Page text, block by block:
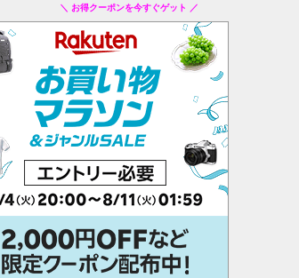
＼ お得クーポンを今すぐゲット ／